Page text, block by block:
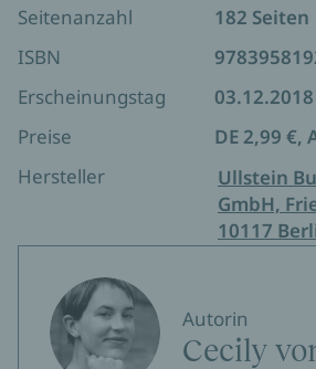
Geheimnisse der Familie
Von Cecily von Hundt sind bei
erschienen:
Von Mistgabeln und Morrleichen
ermittelt 1)
Von Bierkrügen und Giftmorden
Das letzte Geständnis
Seitenanzahl
182 Seiten
ISBN
Erscheinungstag
03.12.2018
Preise
DE 2,99 €,
Hersteller
Ullstein
GmbH,
10117
Autorin
Cecily